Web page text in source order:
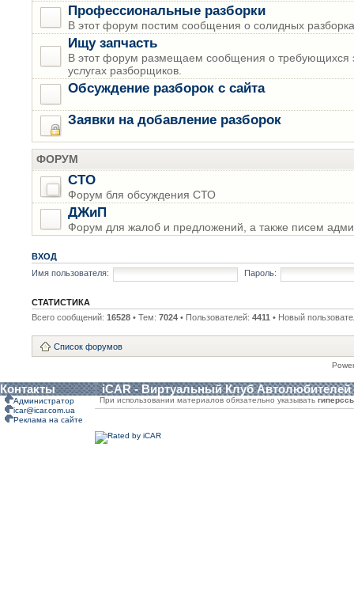
Профессиональные разборки
В этот форум постим сообщения о солидных
Ищу запчасть
В этот форум размещаем сообщения о требующихся
услугах разборщиков.
Обсуждение разборок с сайта
Заявки на добавление разборок
ФОРУМ
СТО
Форум бля обсуждения СТО
ДЖиП
Форум для жалоб и предложений, а также писем
ВХОД
Имя пользователя:
Пароль:
СТАТИСТИКА
Всего сообщений: 16528 • Тем: 7024 • Пользователей: 4411 • Новый
Список форумов
Контакты iCAR - Виртуальный Клуб Автолюбителей
Администратор
icar@icar.com.ua
Реклама на сайте
При использовании материалов обязательно указывать